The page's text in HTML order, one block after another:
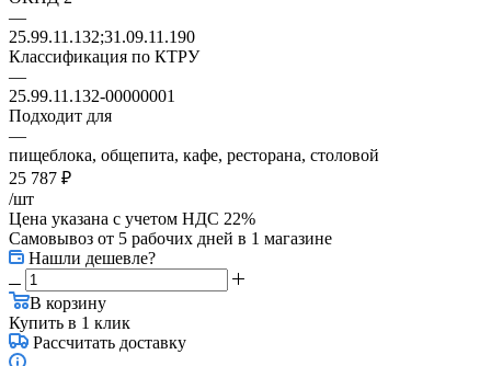
—
25.99.11.132;31.09.11.190
Классификация по КТРУ
—
25.99.11.132-00000001
Подходит для
—
пищеблока, общепита, кафе, ресторана, столовой
25 787 ₽
/шт
Цена указана с учетом НДС 22%
Самовывоз от 5 рабочих дней в 1 магазине
Нашли дешевле?
В корзину
Купить в 1 клик
Рассчитать доставку